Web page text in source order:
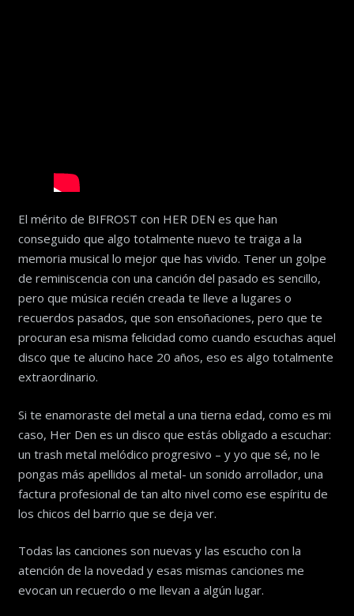
El mérito de BIFROST con HER DEN es que han
conseguido que algo totalmente nuevo te traiga a la
memoria musical lo mejor que has vivido. Tener un golpe
de reminiscencia con una canción del pasado es sencillo,
pero que música recién creada te lleve a lugares o
recuerdos pasados, que son ensoñaciones, pero que te
procuran esa misma felicidad como cuando escuchas aquel
disco que te alucino hace 20 años, eso es algo totalmente
extraordinario.
Si te enamoraste del metal a una tierna edad, como es mi
caso, Her Den es un disco que estás obligado a escuchar:
un trash metal melódico progresivo – y yo que sé, no le
pongas más apellidos al metal- un sonido arrollador, una
factura profesional de tan alto nivel como ese espíritu de
los chicos del barrio que se deja ver.
Todas las canciones son nuevas y las escucho con la
atención de la novedad y esas mismas canciones me
evocan un recuerdo o me llevan a algún lugar.